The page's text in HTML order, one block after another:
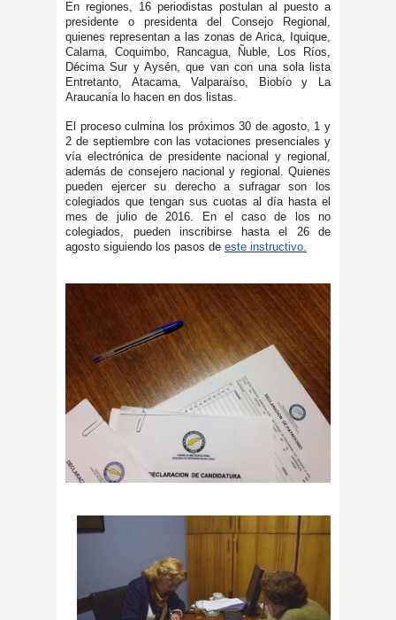
gida
mayo
11 de
septiembre
18 de
octubre
1DEMAY
O
8demarz
o
aborto
Abraham
Santibañez
Abrazo
s
abuso
s
abusos
laborales
Academia de Humanismo
activismo
digital
actos de
violencia
Acuerdo por la
paz
Acuerdo por la Paz y
Nueva
Acuerdo por la Paz y Nueva
ADN
adultos
Afganistá
AFUCA
agresió
agresión
periodistas
agresiones a la
prensa
Alberto Gato
En regiones, 16 periodistas postulan al puesto a
presidente o presidenta del Consejo Regional,
quienes representan a las zonas de Arica, Iquique,
Calama, Coquimbo, Rancagua, Ñuble, Los Ríos,
Décima Sur y Aysén, que van con una sola lista
Entretanto, Atacama, Valparaíso, Biobío y La
Araucanía lo hacen en dos listas.
El proceso culmina los próximos 30 de agosto, 1 y
2 de septiembre con las votaciones presenciales y
vía electrónica de presidente nacional y regional,
además de consejero nacional y regional. Quienes
pueden ejercer su derecho a sufragar son los
colegiados que tengan sus cuotas al día hasta el
mes de julio de 2016. En el caso de los no
colegiados, pueden inscribirse hasta el 26 de
agosto siguiendo los pasos de este instructivo.